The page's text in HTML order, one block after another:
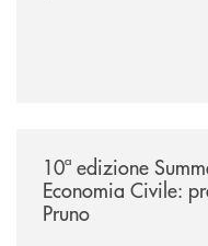
10ª edizione
Economia Civile:
Pruno